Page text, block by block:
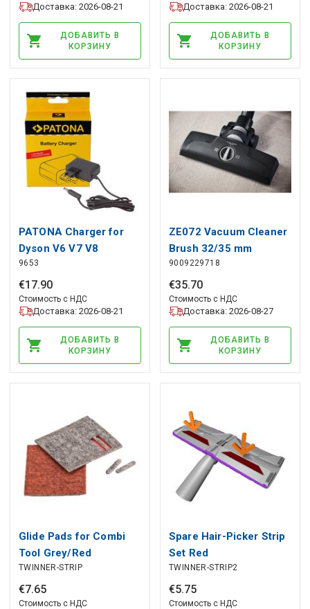
Доставка: 2026-08-21
ДОБАВИТЬ В
КОРЗИНУ
Доставка: 2026-08-21
ДОБАВИТЬ В
КОРЗИНУ
PATONA Charger for
Dyson V6 V7 V8
Absolute DC58 DC59
DC60 DC61 DC62 DC72,
PATONA
9653
€17.90
Стоимость с НДС
Доставка: 2026-08-21
ДОБАВИТЬ В
КОРЗИНУ
ZE072 Vacuum Cleaner
Brush 32/35 mm
Anthracite
9009229718
€35.70
Стоимость с НДС
Доставка: 2026-08-27
ДОБАВИТЬ В
КОРЗИНУ
Glide Pads for Combi
Tool Grey/Red
TWINNER-STRIP
€7.65
Стоимость с НДС
Spare Hair-Picker Strip
Set Red
TWINNER-STRIP2
€5.75
Стоимость с НДС